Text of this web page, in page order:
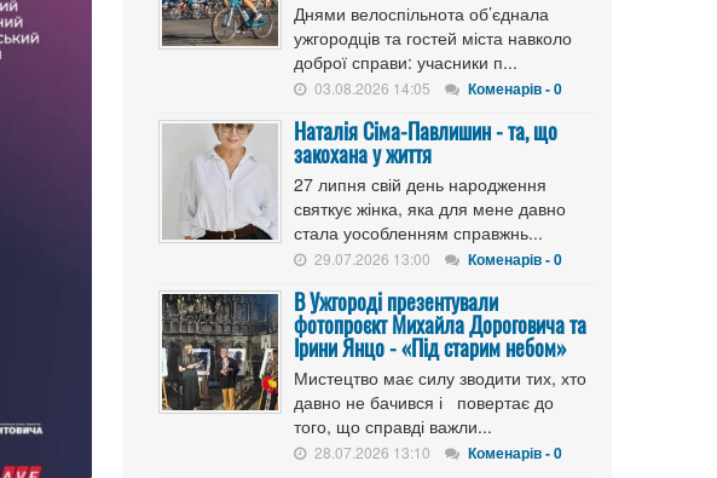
Днями велоспільнота об’єднала
ужгородців та гостей міста навколо
доброї справи: учасники п...
03.08.2026 14:05 Коменарів - 0
Наталія Сіма-Павлишин - та, що
закохана у життя
27 липня свій день народження
святкує жінка, яка для мене давно
стала уособленням справжнь...
29.07.2026 13:00 Коменарів - 0
В Ужгороді презентували
фотопроєкт Михайла Дороговича та
Ірини Янцо - «Під старим небом»
Мистецтво має силу зводити тих, хто
давно не бачився і повертає до
того, що справді важли...
28.07.2026 13:10 Коменарів - 0